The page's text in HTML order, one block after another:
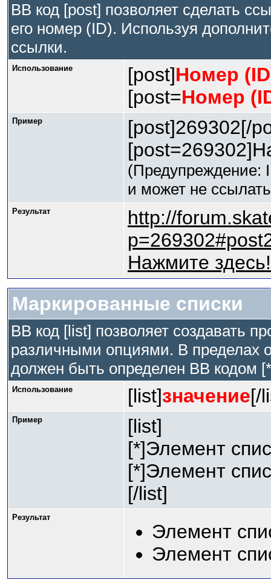
BB код [post] позволяет сделать
его номер (ID). Используя
ссылки.
Использование [post]Номер
[post=Номер
Пример
[post]269302[/
(Предупреждение:
и может не
Результат
http://
Нажмите здесь!
Маркированные списки
BB код [list] позволяет создавать
различными опциями. В пределах
должен быть определен BB кодом
Использование [list]значение[/
Пример
[list]
[*]Элемент
[*]Элемент
[/list]
Результат
Элемент
Элемент